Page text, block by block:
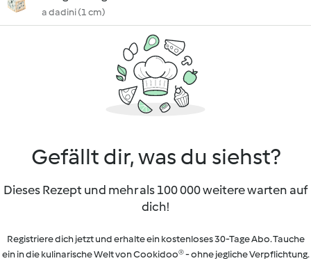
a dadini (1 cm)
Gefällt dir, was du siehst?
Dieses Rezept und mehr als 100 000 weitere warten auf
dich!
Registriere dich jetzt und erhalte ein kostenloses 30-Tage Abo. Tauche
ein in die kulinarische Welt von Cookidoo® - ohne jegliche Verpflichtung.